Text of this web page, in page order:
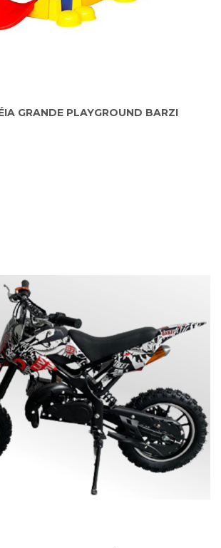
GRANDE PLAYGROUND BARZI